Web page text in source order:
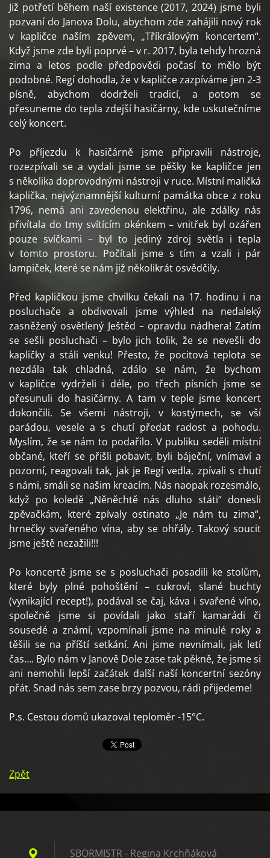
Již potřetí během naší existence (2017, 2024) jsme byli
pozvaní do Janova Dolu, abychom zde zahájili nový rok
v kapličce naším zpěvem, „Tříkrálovým koncertem“.
Když jsme zde byli poprvé – v r. 2017, byla tehdy hrozná
zima a letos podle předpovědi počasí to mělo být
podobné. Regí dohodla, že v kapličce zazpíváme jen 2-3
písně, abychom dodrželi tradicí, a potom se
přesuneme do tepla zdejší hasičárny, kde uskutečníme
celý koncert.
Po příjezdu k hasičárně jsme připravili nástroje,
rozezpívali se a vydali jsme se pěšky ke kapličce jen
s několika doprovodnými nástroji v ruce. Místní maličká
kaplička, nejvýznamnější kulturní památka obce z roku
1796, nemá ani zavedenou elektřinu, ale zdálky nás
přivítala do tmy svítícím okénkem – vnitřek byl ozářen
pouze svíčkami – byl to jediný zdroj světla i tepla
v tomto prostoru. Počítali jsme s tím a vzali i pár
lampiček, které se nám již několikrát osvědčily.
Před kapličkou jsme chvilku čekali na 17. hodinu i na
posluchače a obdivovali jsme výhled na nedaleký
zasněžený osvětlený Ještěd – opravdu nádhera! Zatím
se sešli posluchači – bylo jich tolik, že se nevešli do
kapličky a stáli venku! Přesto, že pocitová teplota se
nezdála tak chladná, zdálo se nám, že bychom
v kapličce vydrželi i déle, po třech písních jsme se
přesunuli do hasičárny. A tam v teple jsme koncert
dokončili. Se všemi nástroji, v kostýmech, se vší
parádou, vesele a s chutí předat radost a pohodu.
Myslím, že se nám to podařilo. V publiku seděli místní
občané, kteří se přišli pobavit, byli báječní, vnímaví a
pozorní, reagovali tak, jak je Regí vedla, zpívali s chutí
s námi, smáli se našim kreacím. Nás naopak rozesmálo,
když po koledě „Něněchtě nás dluho státi“ donesli
zpěvačkám, které zpívaly ostinato „Je nám tu zima“,
hrnečky svařeného vína, aby se ohřály. Takový soucit
jsme ještě nezažili!!!
Po koncertě jsme se s posluchači posadili ke stolům,
které byly plné pohoštění – cukroví, slané buchty
(vynikající recept!), podával se čaj, káva i svařené víno,
společně jsme si povídali jako staří kamarádi či
sousedé a známí, vzpomínali jsme na minulé roky a
těšili se na příští setkání. Ani jsme nevnímali, jak letí
čas…. Bylo nám v Janově Dole zase tak pěkně, že jsme si
ani nemohli lepší začátek další naší koncertní sezóny
přát. Snad nás sem zase brzy pozvou, rádi přijedeme!
P.s. Cestou domů ukazoval teploměr -15°C.
Zpět
SBORMISTR - Regina Krchňáková